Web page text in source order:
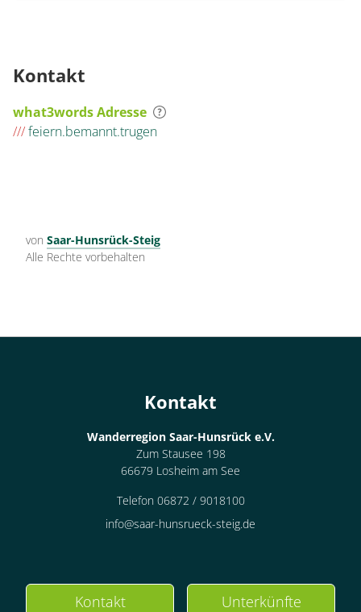
Kontakt
what3words Adresse
///feiern.bemannt.trugen
von Saar-Hunsrück-Steig
Alle Rechte vorbehalten
Kontakt
Wanderregion Saar-Hunsrück e.V.
Zum Stausee 198
66679 Losheim am See
Telefon 06872 / 9018100
info@saar-hunsrueck-steig.de
Kontakt Unterkünfte